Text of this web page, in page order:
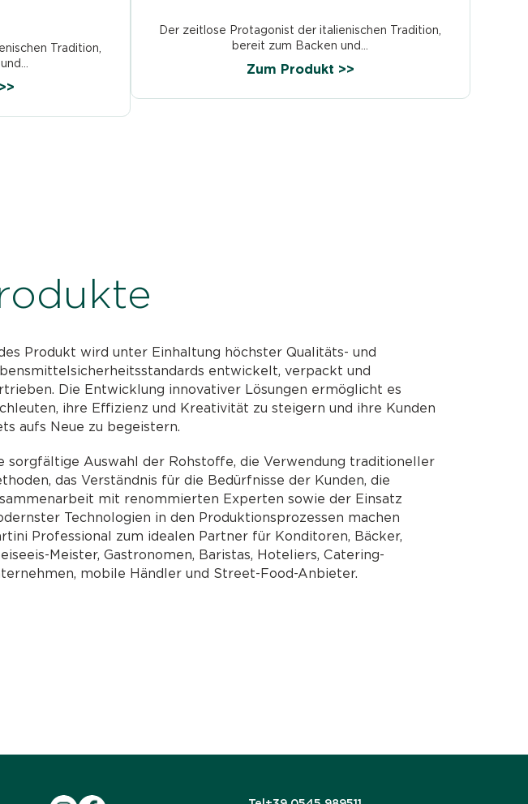
Tradition,
Der zeitlose Protagonist der italienischen Tradition,
bereit zum Backen und...
Zum Produkt >>
Produkt wird unter Einhaltung höchster Qualitäts- und
entwickelt, verpackt und
Die Entwicklung innovativer Lösungen ermöglicht es
ihre Effizienz und Kreativität zu steigern und ihre Kunden
aufs Neue zu begeistern.
sorgfältige Auswahl der Rohstoffe, die Verwendung traditioneller
das Verständnis für die Bedürfnisse der Kunden, die
mit renommierten Experten sowie der Einsatz
Technologien in den Produktionsprozessen machen
Professional zum idealen Partner für Konditoren, Bäcker,
Meister, Gastronomen, Baristas, Hoteliers, Catering-
mobile Händler und Street-Food-Anbieter.